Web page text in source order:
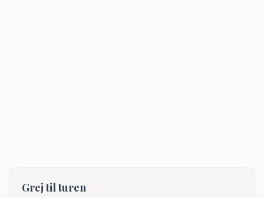
Grej til turen